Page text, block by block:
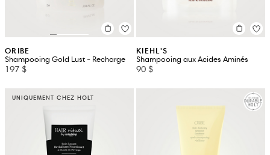
ORIBE
Shampooing Gold Lust - Recharge
197 $
KIEHL'S
Shampooing aux Acides Aminés
90 $
UNIQUEMENT CHEZ HOLT